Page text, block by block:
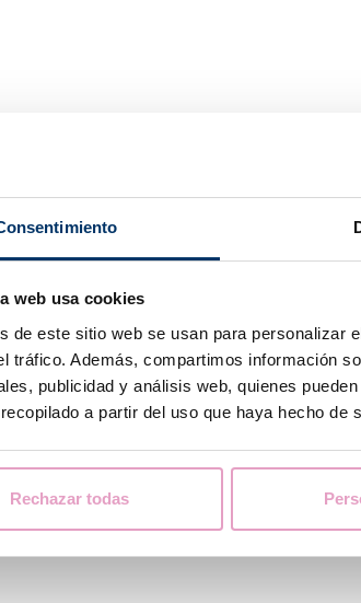
web usa cookies
de este sitio web se usan para personalizar
tráfico. Además, compartimos información
publicidad y análisis web, quienes
a partir del uso que haya hecho de
Rechazar todas